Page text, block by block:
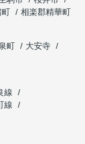
町
相楽郡精華町
町
大安寺
線
線